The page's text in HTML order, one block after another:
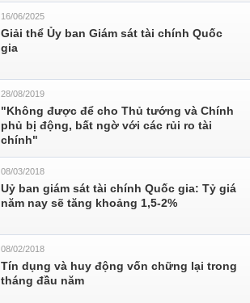
16/06/2025
Giải thể Ủy ban Giám sát tài chính Quốc
gia
28/08/2019
"Không được để cho Thủ tướng và Chính
phủ bị động, bất ngờ với các rủi ro tài
chính"
08/03/2018
Uỷ ban giám sát tài chính Quốc gia: Tỷ giá
năm nay sẽ tăng khoảng 1,5-2%
08/02/2018
Tín dụng và huy động vốn chững lại trong
tháng đầu năm